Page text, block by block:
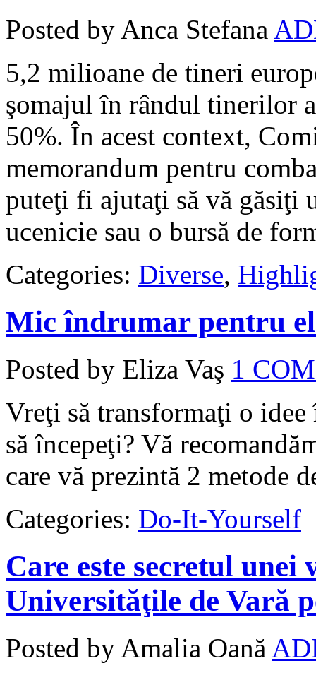
Posted by Anca Stefana
5,2 milioane de tineri
şomajul în rândul tinerilor
50%. În acest context,
memorandum pentru
puteţi fi ajutaţi să vă găsiţi
ucenicie sau o bursă de
Categories: Diverse,
Mic îndrumar pentru
Posted by Eliza Vaş 1
Vreţi să transformaţi o
să începeţi? Vă
care vă prezintă 2 metode
Categories: Do-It-Yourself
Care este secretul unei
Universităţile de Vară
Posted by Amalia Oană